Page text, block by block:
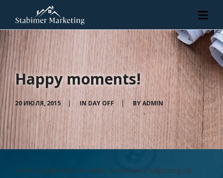
Happy moments!
20 ИЮЛЯ, 2015 | IN DAY OFF | BYADMIN
Lorem ipsum dolor sit amet, consectetur adipiscing elit.